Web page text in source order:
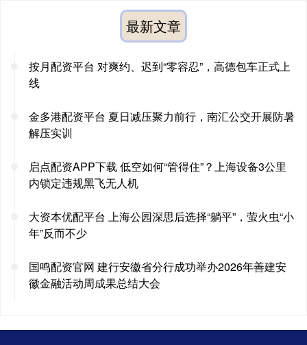
最新文章
按月配资平台 对爽约、迟到“零容忍”，高德包车正式上
线
金多港配资平台 夏日减压聚力前行，南汇公交开展防暑
解压实训
启点配资APP下载 低空如何“管得住”？上海设备3公里
内锁定违规黑飞无人机
大资本优配平台 上海公园深思后选择“躺平”，萤火虫“小
年”反而不少
国鸣配资官网 建行安徽省分行成功举办2026年善建安
徽金融活动周成果总结大会